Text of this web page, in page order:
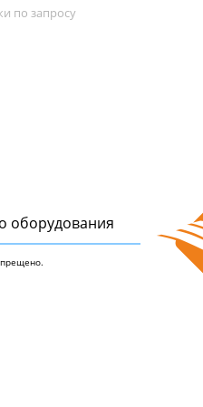
по запросу
оборудования